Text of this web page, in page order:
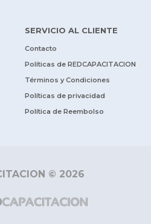
SERVICIO AL CLIENTE
Contacto
Políticas de REDCAPACITACION
Términos y Condiciones
Políticas de privacidad
Política de Reembolso
© 2026